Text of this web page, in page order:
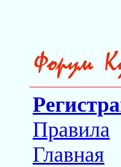
Правила
Главная